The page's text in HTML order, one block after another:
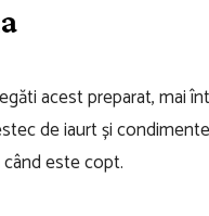
acest preparat, mai
de iaurt și
este copt.